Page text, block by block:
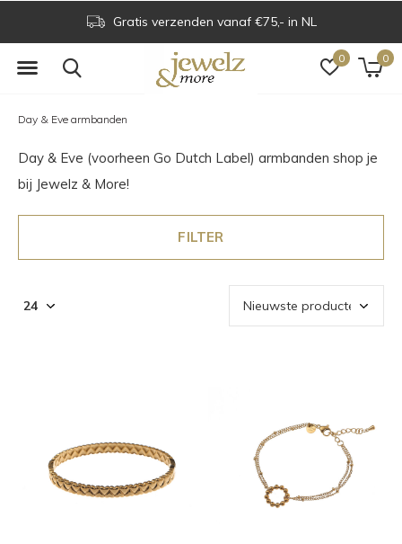
0 0
Gratis verzenden vanaf €75,- in NL
Day & Eve armbanden
Day & Eve (voorheen Go Dutch Label) armbanden shop je
bij Jewelz & More!
FILTER